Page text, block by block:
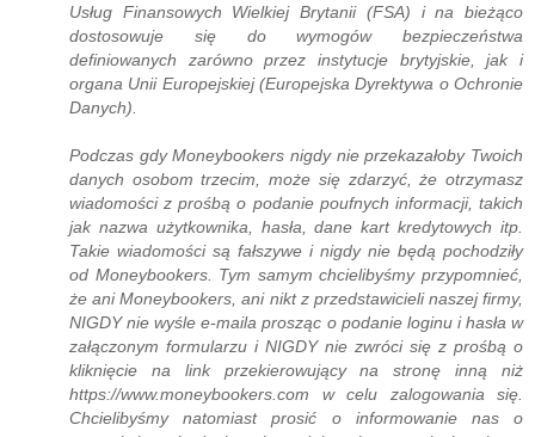
Usług Finansowych Wielkiej Brytanii (FSA) i na bieżąco
dostosowuje się do wymogów bezpieczeństwa
definiowanych zarówno przez instytucje brytyjskie, jak i
organa Unii Europejskiej (Europejska Dyrektywa o Ochronie
Danych).
Podczas gdy Moneybookers nigdy nie przekazałoby Twoich
danych osobom trzecim, może się zdarzyć, że otrzymasz
wiadomości z prośbą o podanie poufnych informacji, takich
jak nazwa użytkownika, hasła, dane kart kredytowych itp.
Takie wiadomości są fałszywe i nigdy nie będą pochodziły
od Moneybookers. Tym samym chcielibyśmy przypomnieć,
że ani Moneybookers, ani nikt z przedstawicieli naszej firmy,
NIGDY nie wyśle e-maila prosząc o podanie loginu i hasła w
załączonym formularzu i NIGDY nie zwróci się z prośbą o
kliknięcie na link przekierowujący na stronę inną niż
https://www.moneybookers.com w celu zalogowania się.
Chcielibyśmy natomiast prosić o informowanie nas o